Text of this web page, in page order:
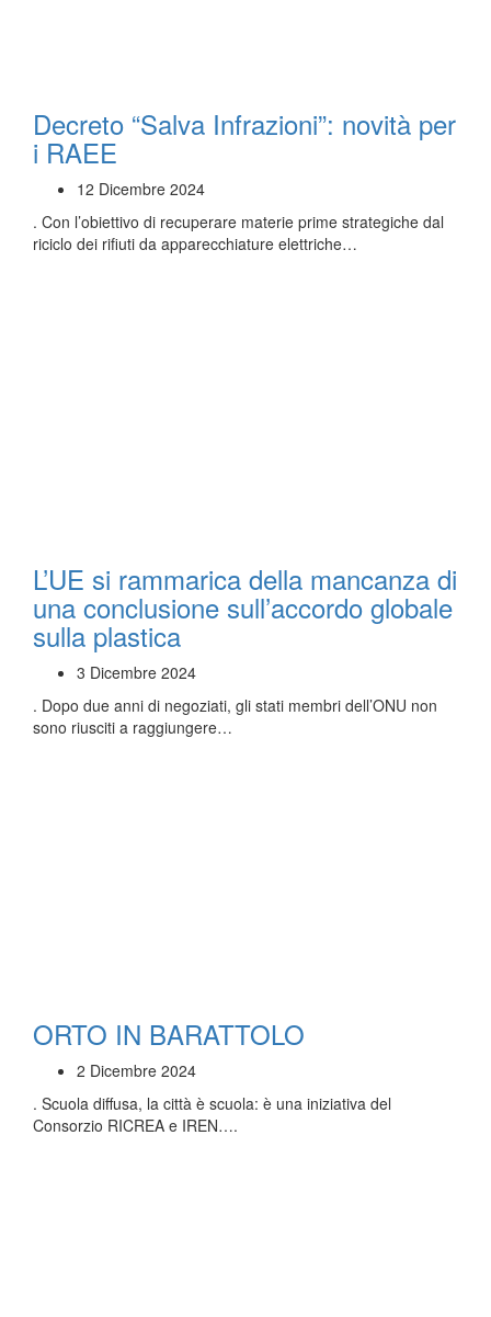
Decreto “Salva Infrazioni”: novità per
i RAEE
12 Dicembre 2024
. Con l’obiettivo di recuperare materie prime strategiche dal
riciclo dei rifiuti da apparecchiature elettriche…
L’UE si rammarica della mancanza di
una conclusione sull’accordo globale
sulla plastica
3 Dicembre 2024
. Dopo due anni di negoziati, gli stati membri dell’ONU non
sono riusciti a raggiungere…
ORTO IN BARATTOLO
2 Dicembre 2024
. Scuola diffusa, la città è scuola: è una iniziativa del
Consorzio RICREA e IREN….